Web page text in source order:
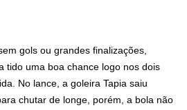
gols ou grandes finalizações,
tido uma boa chance logo nos dois
No lance, a goleira Tapia saiu
chutar de longe, porém, a bola não